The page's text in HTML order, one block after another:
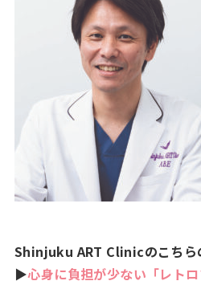
Shinjuku ART Clinicのこちら
▶心身に負担が少ない「レト